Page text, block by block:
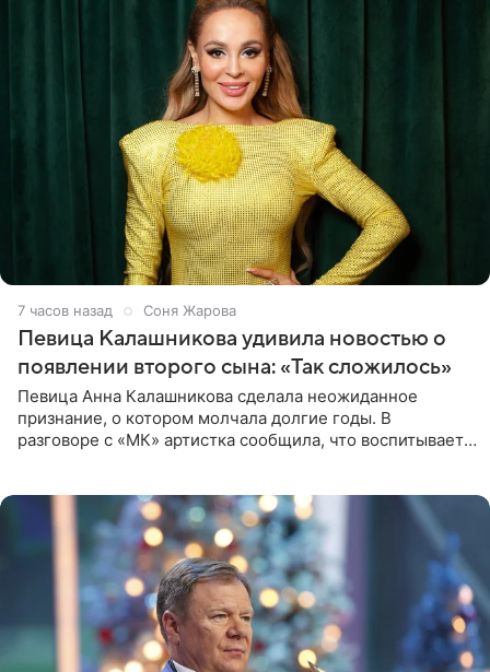
7 часов назад Соня Жарова
Певица Калашникова удивила новостью о
появлении второго сына: «Так сложилось»
Певица Анна Калашникова сделала неожиданное
признание, о котором молчала долгие годы. В
разговоре с «МК» артистка сообщила, что воспитывает